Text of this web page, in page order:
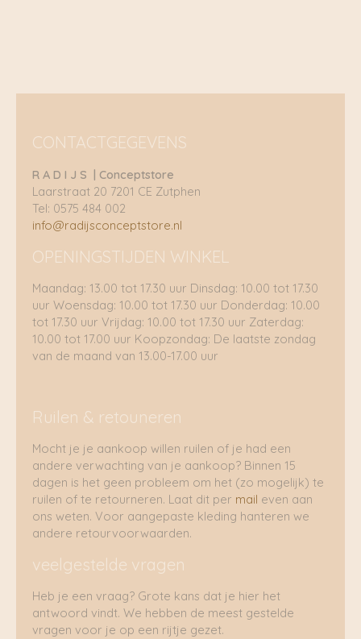
uitdagingen van een mondiaal en eco-
burgerbewustzijn meer dan ooit onbetwistbaar zijn,
heeft Sessùn ervoor gekozen om duidelijke
toezeggingen te doen. Verbintenissen die dicht bij zijn
overtuigingen staan en in de continuïteit van een visie
rond de mens, openheid, behoud en gezond verstand.
Verbintenissen die ervoor zorgen dat het zijn eigen pad
uitstippelt….
CONTACTGEGEVENS
R A D I J S | Conceptstore
Laarstraat 20 7201 CE Zutphen
Tel: 0575 484 002
info@radijsconceptstore.nl
OPENINGSTIJDEN WINKEL
Maandag: 13.00 tot 17.30 uur Dinsdag: 10.00 tot 17.30
uur Woensdag: 10.00 tot 17.30 uur Donderdag: 10.00
tot 17.30 uur Vrijdag: 10.00 tot 17.30 uur Zaterdag:
10.00 tot 17.00 uur Koopzondag: De laatste zondag
van de maand van 13.00-17.00 uur
Ruilen & retouneren
Mocht je je aankoop willen ruilen of je had een
andere verwachting van je aankoop? Binnen 15
dagen is het geen probleem om het (zo mogelijk) te
ruilen of te retourneren. Laat dit per mail even aan
ons weten. Voor aangepaste kleding hanteren we
andere retourvoorwaarden.
veelgestelde vragen
Heb je een vraag? Grote kans dat je hier het
antwoord vindt. We hebben de meest gestelde
vragen voor je op een rijtje gezet.